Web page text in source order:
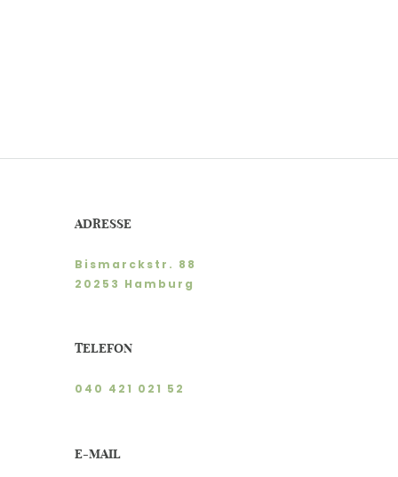
ADRESSE
Bismarckstr. 88
20253 Hamburg
TELEFON
040 421 021 52
E-MAIL